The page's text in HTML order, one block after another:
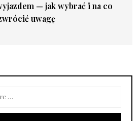
— jak wybrać i na co
uwagę